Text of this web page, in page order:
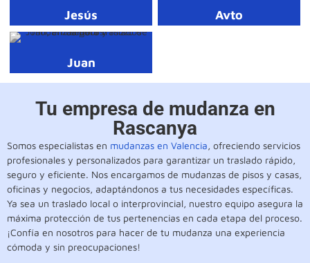
Jesús Avto
Juan
Tu empresa de mudanza en
Rascanya
Somos especialistas en mudanzas en Valencia, ofreciendo servicios
profesionales y personalizados para garantizar un traslado rápido,
seguro y eficiente. Nos encargamos de mudanzas de pisos y casas,
oficinas y negocios, adaptándonos a tus necesidades específicas.
Ya sea un traslado local o interprovincial, nuestro equipo asegura la
máxima protección de tus pertenencias en cada etapa del proceso.
¡Confía en nosotros para hacer de tu mudanza una experiencia
cómoda y sin preocupaciones!